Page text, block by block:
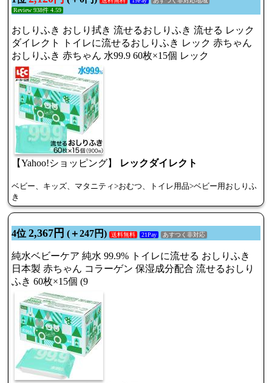
Review 938件 4.59
おしりふき おしり拭き 流せるおしりふき 流せる レック
ダイレクト トイレに流せるおしりふき レック 赤ちゃん
おしりふき 赤ちゃん 水99.9 60枚×15個 レック
【Yahoo!ショッピング】 レックダイレクト
ベビー、キッズ、マタニティ>おむつ、トイレ用品>ベビー用おしりふ
き
4位 2,367円 (＋247円) 送料無料 21Pay あすつく非対応
純水ベビーケア 純水 99.9% トイレに流せる おしりふき
日本製 赤ちゃん コラーゲン 保湿成分配合 流せるおしり
ふき 60枚×15個 (9